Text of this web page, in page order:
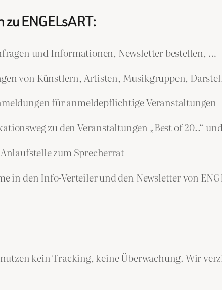
ENGELsART:
und Informationen, Newsletter bestellen, …
von Künstlern, Artisten, Musikgruppen,
für anmeldepflichtige Veranstaltungen
zu den Veranstaltungen „Best of 20..“
zum Sprecherrat
in den Info-Verteiler und den Newsletter von
kein Tracking, keine Überwachung. Wir